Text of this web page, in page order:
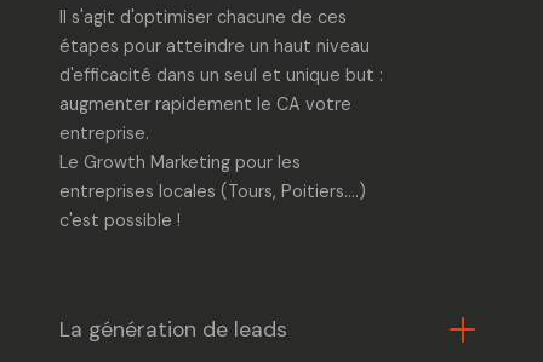
Il s'agit d'optimiser chacune de ces
étapes pour atteindre un haut niveau
d'efficacité dans un seul et unique but :
augmenter rapidement le CA votre
entreprise.
Le Growth Marketing pour les
entreprises locales (Tours, Poitiers....)
c'est possible !
La génération de leads